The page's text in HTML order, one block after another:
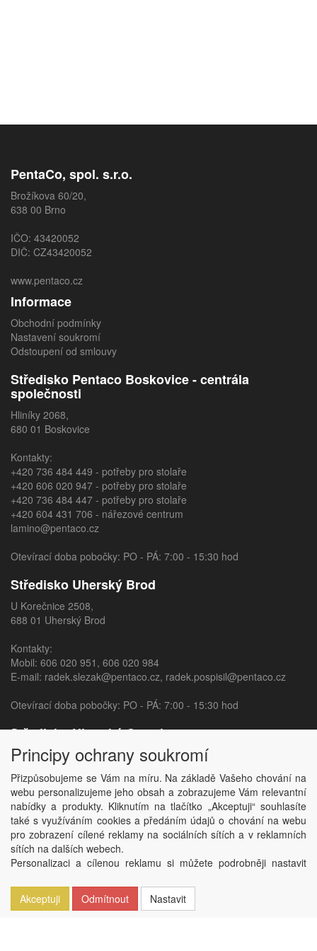
Principy ochrany soukromí
Přizpůsobujeme se Vám na míru. Na základě Vašeho chování na
webu personalizujeme jeho obsah a zobrazujeme Vám relevantní
nabídky a produkty. Kliknutím na tlačítko „Akceptuji“ souhlasíte
také s využíváním cookies a předáním údajů o chování na webu
pro zobrazení cílené reklamy na sociálních sítích a v reklamních
sítích na dalších webech.
Personalizaci a cílenou reklamu si můžete podrobněji nastavit
Akceptuji
Odmítnout Nastavit
PentaCo, spol. s.r.o.
Brožíkova 60/20,
638 00 Brno
IČO: 43420052
DIČ: CZ43420052
www.pentaco.cz
Informace
Obchodní podmínky
Nastavení soukromí
Odstoupení od smlouvy
Středisko Pentaco Boskovice - centrála
společnosti
Hliníky 2068,
680 01 Boskovice
Kontakty:
+420 736 484 449 - potřeby pro stolaře
+420 606 020 947 - potřeby pro stolaře
+420 736 484 447 - potřeby pro stolaře
+420 604 431 706 - nářezové centrum
lamino@pentaco.cz
Otevírací doba pobočky: PO - PÁ: 7:00 - 15:30 hod
Středisko Uherský Brod
U Korečnice 2508,
688 01 Uherský Brod
Kontakty:
Mobil: 606 020 951 , 606 020 984
E-mail: radek.slezak@pentaco.cz, radek.pospisil@pentaco.cz
Otevírací doba pobočky: PO - PÁ: 7:00 - 15:30 hod
Středisko Uherský Ostroh
Sídliště 840,
687 24 Uherský Ostroh
Kontakty:
Mobil:606 020 982, 606 020 377
E-mail:jana.sedlarova@pentaco.cz,habarta@pentaco.cz
Otevírací doba pobočky: PO - PÁ: 7:00 - 15:30 hod
Copyright © PentaCo, spol. s.r.o. 2026,powered by ABRA E-shop